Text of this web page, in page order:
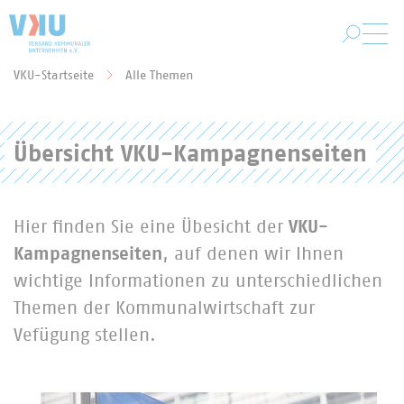
VKU-Startseite Alle Themen
Übersicht VKU-Kampagnenseiten
Hier finden Sie eine Übesicht der VKU-
Kampagnenseiten, auf denen wir Ihnen
wichtige Informationen zu unterschiedlichen
Themen der Kommunalwirtschaft zur
Vefügung stellen.